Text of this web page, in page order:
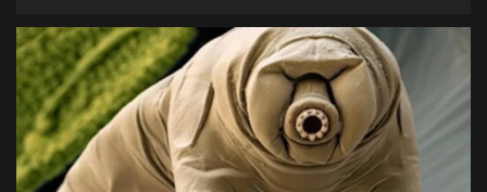
1
GASTRONOMIA
SABORES E PREPARO
Os benefícios de incluir alho,
tomate e cebola na dieta,
segundo novo estudo